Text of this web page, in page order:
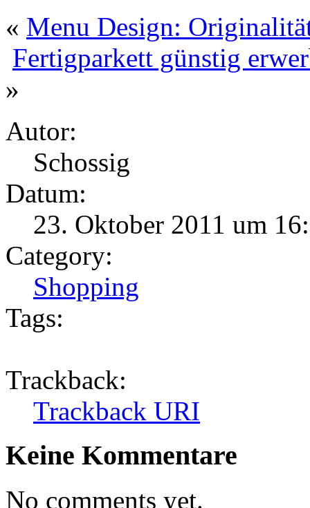
« Menu Design:
Fertigparkett günstig
»
Autor:
Schossig
Datum:
23. Oktober 2011 um
Category:
Shopping
Tags:
Trackback:
Trackback URI
Keine Kommentare
No comments yet.